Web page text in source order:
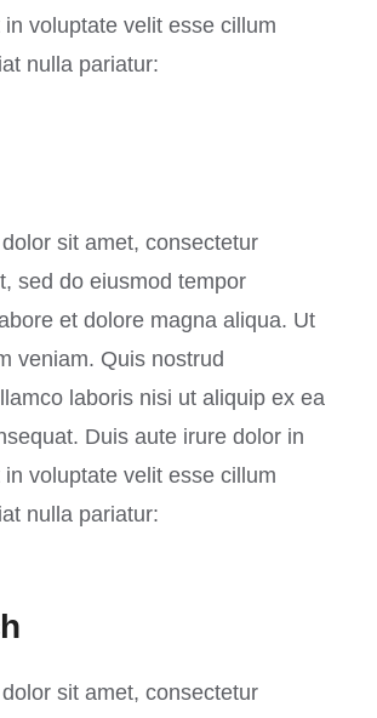
voluptate velit esse cillum
nulla pariatur:
sit amet, consectetur
sed do eiusmod tempor
et dolore magna aliqua. Ut
veniam. Quis nostrud
laboris nisi ut aliquip ex ea
Duis aute irure dolor in
voluptate velit esse cillum
nulla pariatur:
sit amet, consectetur